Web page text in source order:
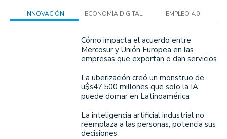
INNOVACIÓN ECONOMÍA DIGITAL EMPLEO 4.0
Cómo impacta el acuerdo entre
Mercosur y Unión Europea en las
empresas que exportan o dan servicios
La uberización creó un monstruo de
u$s47.500 millones que solo la IA
puede domar en Latinoamérica
La inteligencia artificial industrial no
reemplaza a las personas, potencia sus
decisiones